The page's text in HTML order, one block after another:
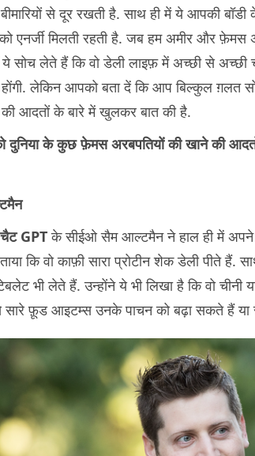
से दूर रखती है. साथ ही में ये आपकी
एनर्जी मिलती रहती है. जब हम अमीर और फ़ेमस
सोच लेते हैं कि वो डेली लाइफ़ में अच्छी से अच्छी
होंगी. लेकिन आपको बता दें कि आप बिल्कुल ग़लत
आदतों के बारे में खुलकर बात की है.
के कुछ फ़ेमस अरबपतियों की खाने की
GPTके सीईओ सैम आल्टमैन ने हाल ही में अपने
कि वो काफ़ी सारा प्रोटीन शेक डेली पीते
टेबलेट भी लेते हैं. उन्होंने ये भी लिखा है कि वो
सारे फ़ूड आइटम्स उनके पाचन को बढ़ा सकते हैं